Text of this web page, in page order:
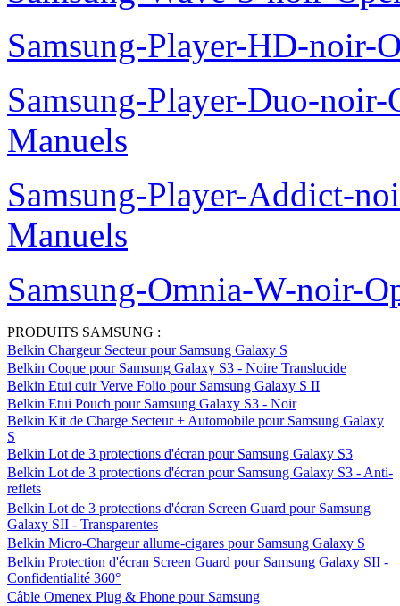
Samsung-Player-HD-noir-
Samsung-Player-Duo-
Manuels
Samsung-Player-Addict-
Manuels
Samsung-Omnia-W-noir-
PRODUITS SAMSUNG :
Belkin Chargeur Secteur pour Samsung Galaxy S
Belkin Coque pour Samsung Galaxy S3 - Noire Translucide
Belkin Etui cuir Verve Folio pour Samsung Galaxy S II
Belkin Etui Pouch pour Samsung Galaxy S3 - Noir
Belkin Kit de Charge Secteur + Automobile pour Samsung Galaxy
S
Belkin Lot de 3 protections d'écran pour Samsung Galaxy S3
Belkin Lot de 3 protections d'écran pour Samsung Galaxy S3 - Anti-
reflets
Belkin Lot de 3 protections d'écran Screen Guard pour Samsung
Galaxy SII - Transparentes
Belkin Micro-Chargeur allume-cigares pour Samsung Galaxy S
Belkin Protection d'écran Screen Guard pour Samsung Galaxy SII -
Confidentialité 360°
Câble Omenex Plug & Phone pour Samsung